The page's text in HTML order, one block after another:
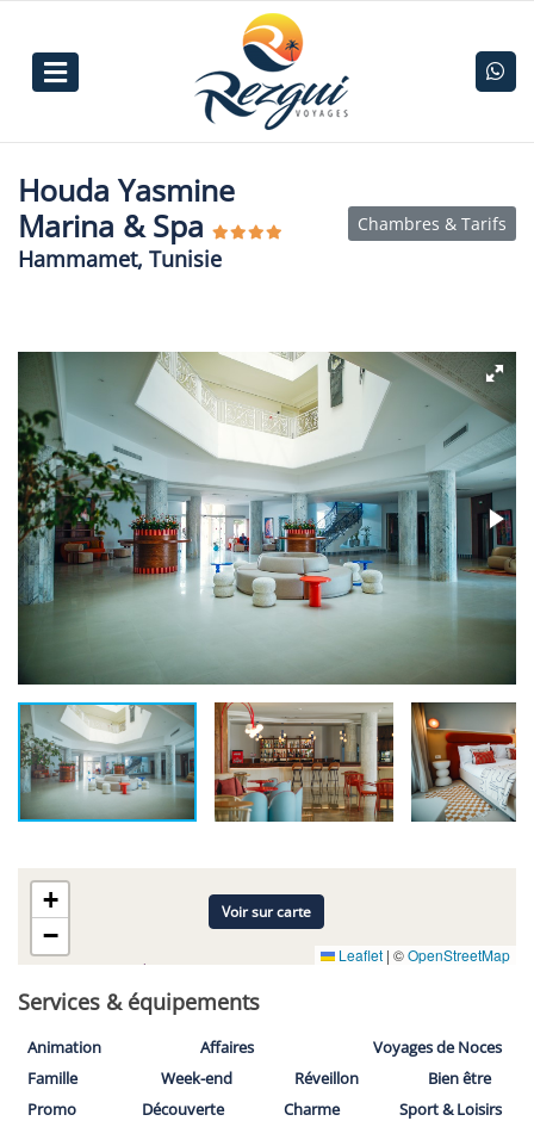
Houda Yasmine
Marina & Spa
Hammamet, Tunisie
Chambres & Tarifs
+
−
Leaflet | ©OpenStreetMap
Voir sur carte
Services & équipements
Animation Affaires
Voyages de Noces
Famille
Week-end Réveillon
Bien être
Promo
Découverte Charme
Sport & Loisirs